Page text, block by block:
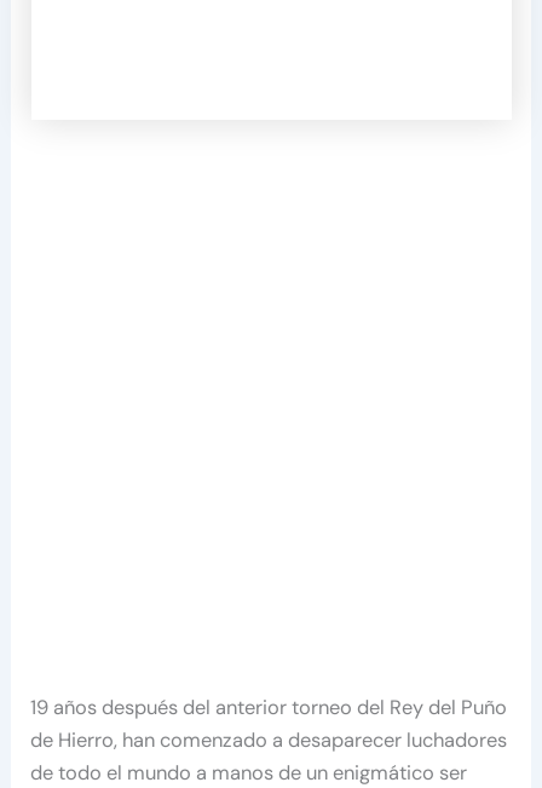
19 años después del anterior torneo del Rey del Puño
de Hierro, han comenzado a desaparecer luchadores
de todo el mundo a manos de un enigmático ser